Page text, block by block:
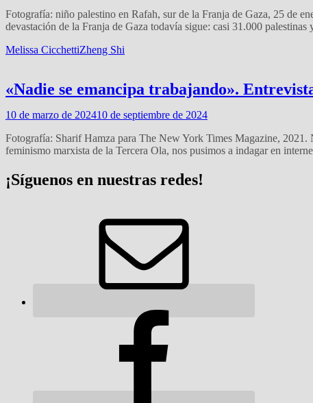
Fotografía: niño palestino en Rafah, sur de la Franja de Gaza, 25 de
devastación de la Franja de Gaza todavía sigue: casi 31.000
Melissa CicchettiZheng Shi
«Nadie se emancipa trabajando».
10 de marzo de 202410 de septiembre de 2024
Fotografía: Sharif Hamza para The New York Times Magazine,
feminismo marxista de la Tercera Ola, nos pusimos a indagar en
¡Síguenos en nuestras redes!